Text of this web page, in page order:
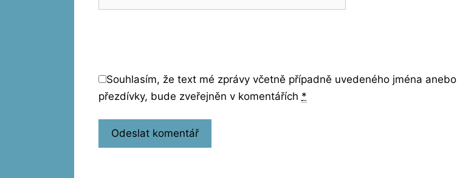
Souhlasím, že text mé zprávy včetně případně uvedeného jména anebo
přezdívky, bude zveřejněn v komentářích *